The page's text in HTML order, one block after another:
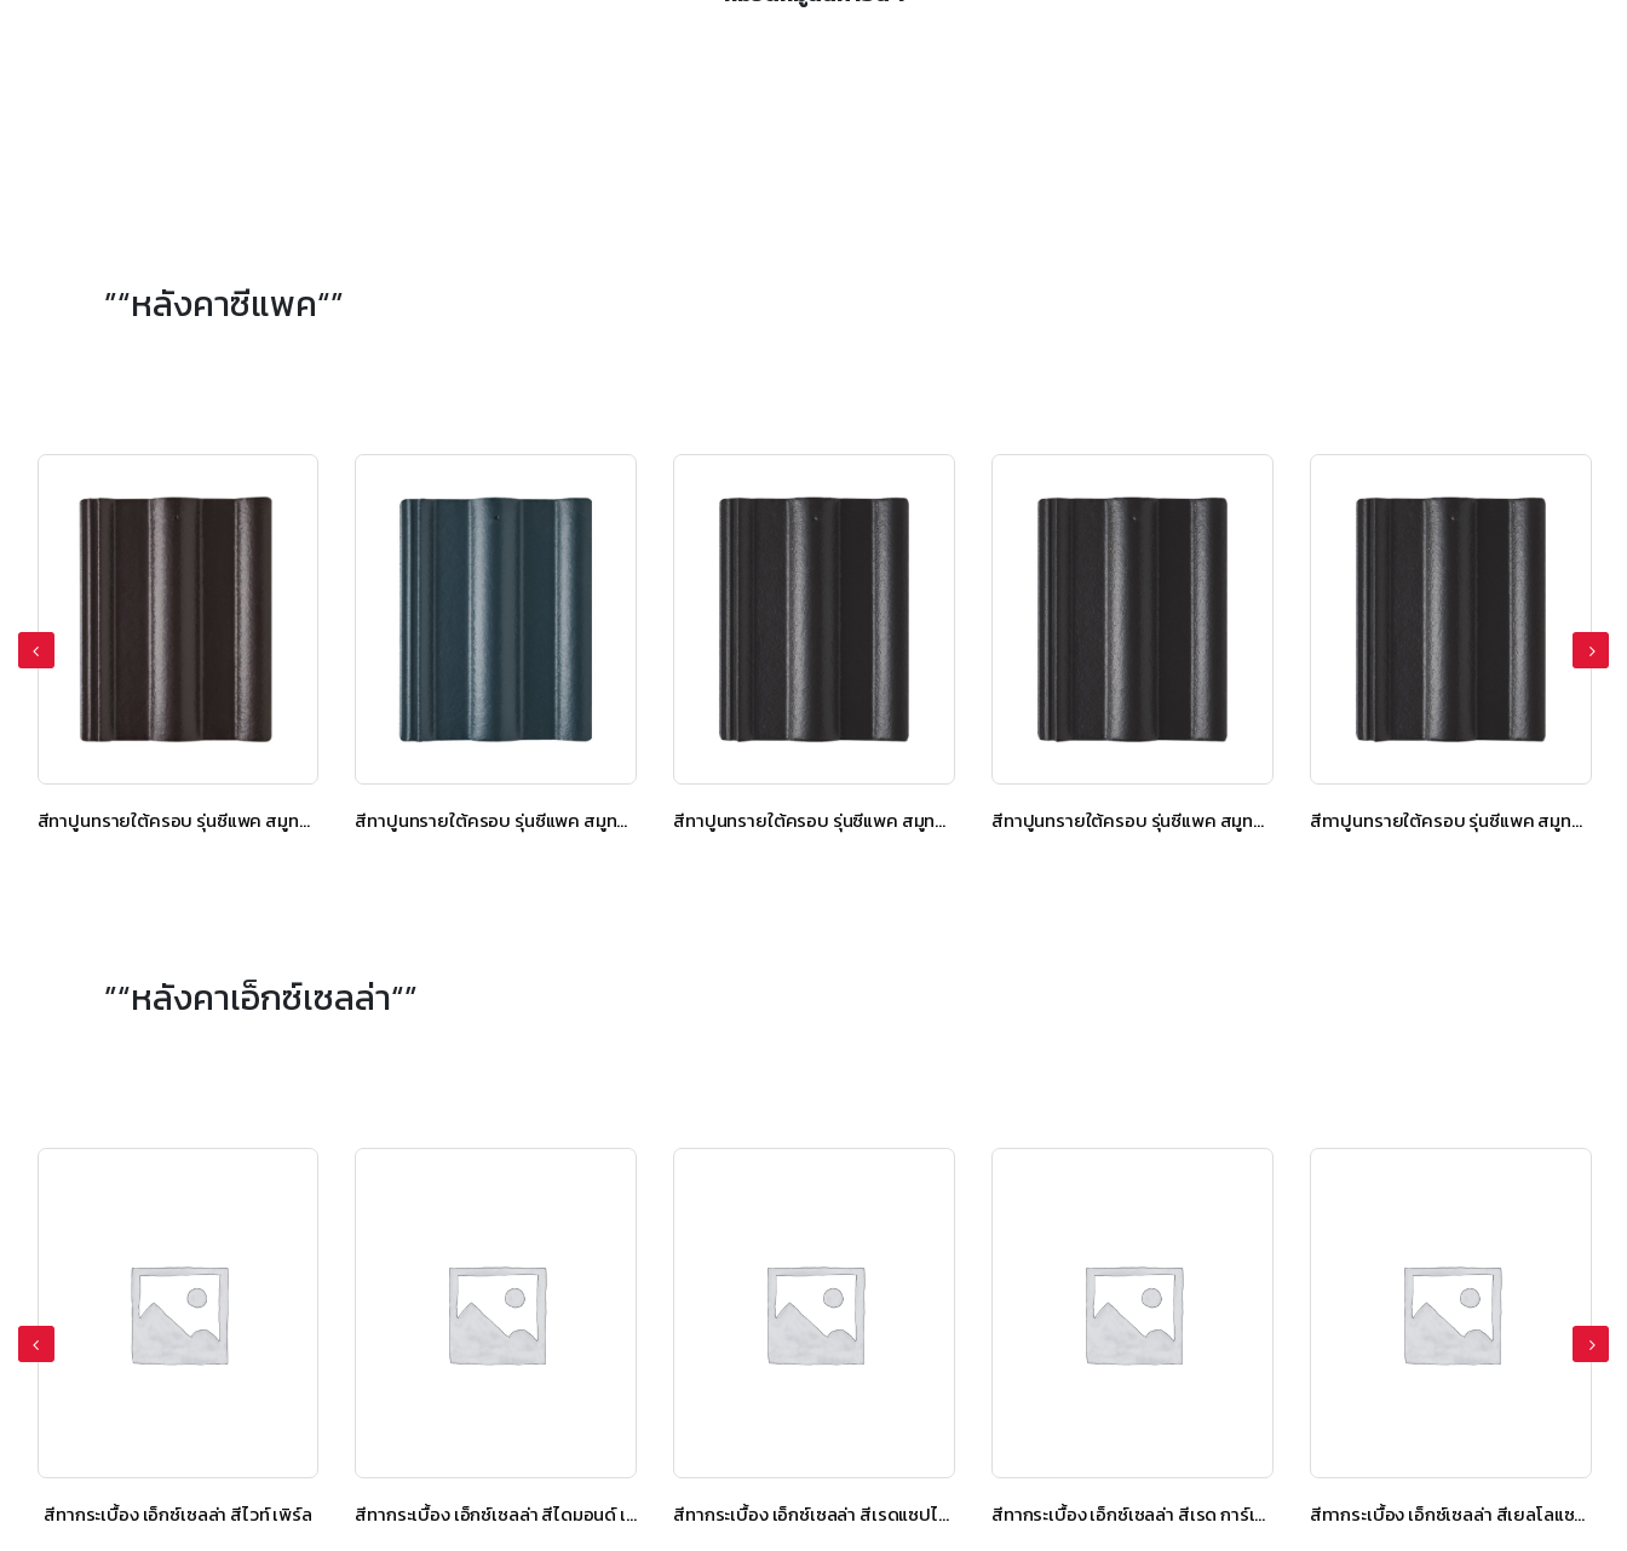
”“หลังคาซีแพค“”
สีทาปูนทรายใต้ครอบ รุ่นซีแพค สมูทคูล สีแกรนิต บราวน์ สีทาปูนทรายใต้ครอบ รุ่นซีแพค สมูทคูล สีอควา บลู สีทาปูนทรายใต้ครอบ รุ่นซีแพค สมูทคูล สีชาโดว์ เกรย์ สีทาปูนทรายใต้ครอบ รุ่นซีแพค สมูทคูล สีคูลเกรย์ สีทาปูนทรายใต้ครอบ รุ่นซีแพค สมูทคูล สีคูลเกรย์
”“หลังคาเอ็กซ์เซลล่า“”
สีทากระเบื้อง เอ็กซ์เซลล่า สีไวท์ เพิร์ล สีทากระเบื้อง เอ็กซ์เซลล่า สีไดมอนด์ เกรย์ สีทากระเบื้อง เอ็กซ์เซลล่า สีเรดแซปไฟร์ สีทากระเบื้อง เอ็กซ์เซลล่า สีเรด การ์เนต สีทากระเบื้อง เอ็กซ์เซลล่า สีเยลโลแซปไฟร์